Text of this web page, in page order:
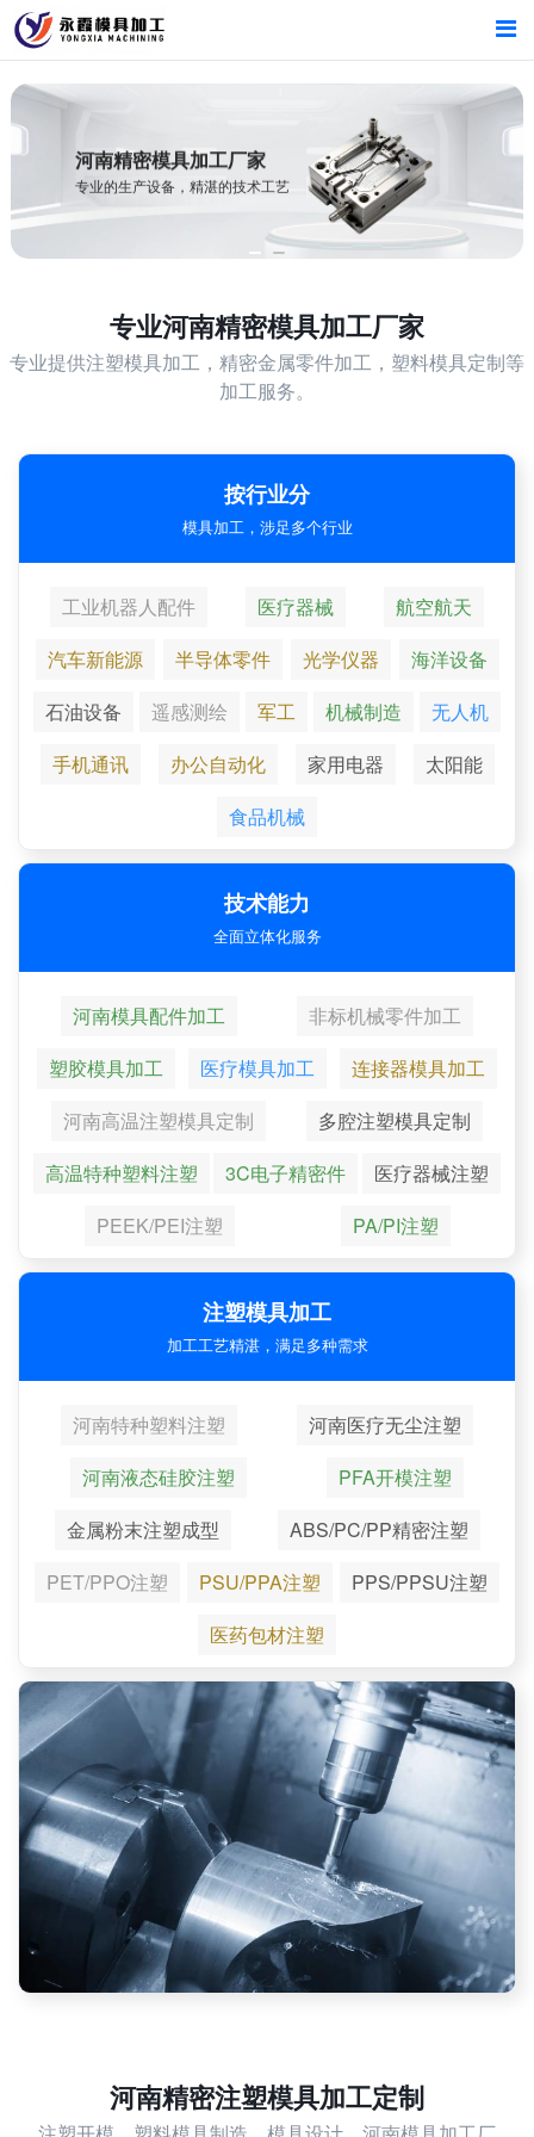
首页
产品中心
新闻中心
首页
产品中心
新闻中心
河南精密模具加工厂家
专业的生产设备，精湛的技术工艺
专业河南精密模具加工厂家
专业提供注塑模具加工，精密金属零件加工，塑料模具定制等
加工服务。
按行业分
模具加工，涉足多个行业
工业机器人配件 医疗器械
航空航天
汽车新能源
半导体零件 光学仪器
海洋设备
石油设备
遥感测绘 军工 机械制造
无人机
手机通讯
办公自动化 家用电器
太阳能
食品机械
技术能力
全面立体化服务
河南模具配件加工
非标机械零件加工
塑胶模具加工
医疗模具加工
连接器模具加工
河南高温注塑模具定制
多腔注塑模具定制
高温特种塑料注塑
3C电子精密件
医疗器械注塑
PEEK/PEI注塑
PA/PI注塑
注塑模具加工
加工工艺精湛，满足多种需求
河南特种塑料注塑
河南医疗无尘注塑
河南液态硅胶注塑
PFA开模注塑
金属粉末注塑成型
ABS/PC/PP精密注塑
PET/PPO注塑
PSU/PPA注塑
PPS/PPSU注塑
医药包材注塑
河南精密注塑模具加工定制